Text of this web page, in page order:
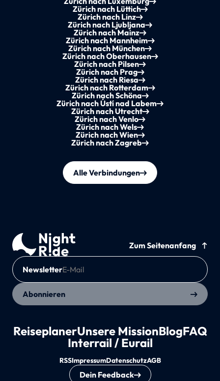
Zürich nach Lüttich
Zürich nach Linz
Zürich nach Ljubljana
Zürich nach Mainz
Zürich nach Mannheim
Zürich nach München
Zürich nach Oberhausen
Zürich nach Pilsen
Zürich nach Prag
Zürich nach Riesa
Zürich nach Rotterdam
Zürich nach Schöna
Zürich nach Ústí nad Labem
Zürich nach Utrecht
Zürich nach Venlo
Zürich nach Wels
Zürich nach Wien
Zürich nach Zagreb
Alle Verbindungen
Zum Seitenanfang
Newsletter
Abonnieren
ReiseplanerUnsere MissionBlogFAQ
Interrail / Eurail
RSSImpressumDatenschutzAGB
Dein Feedback